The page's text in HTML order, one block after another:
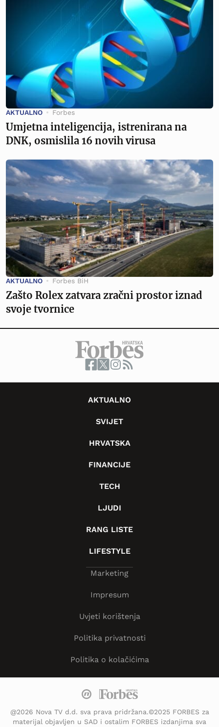
AKTUALNO Forbes
Umjetna inteligencija, istrenirana na
DNK, osmislila 16 novih virusa
AKTUALNO Forbes BiH
Zašto Rolex zatvara zračni prostor iznad
svoje tvornice
AKTUALNO
SVIJET
HRVATSKA
FINANCIJE
TECH
LJUDI
RANG LISTE
LIFESTYLE
Marketing
Impresum
Uvjeti korištenja
Politika privatnosti
Politika o kolačićima
@2026 Nova TV d.d. sva prava pridržana.©2025 FORBES za
materijal objavljen u SAD i ostalim FORBES izdanjima sva